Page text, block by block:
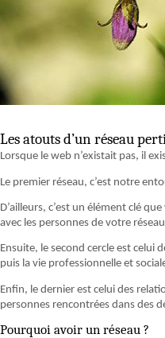
Les atouts d’un réseau
Lorsque le web n’existait pas, il
Le premier réseau, c’est notre
D’ailleurs, c’est un élément clé
avec les personnes de votre
Ensuite, le second cercle est celui
puis la vie professionnelle et
Enfin, le dernier est celui des
personnes rencontrées dans des
Pourquoi avoir un réseau ?